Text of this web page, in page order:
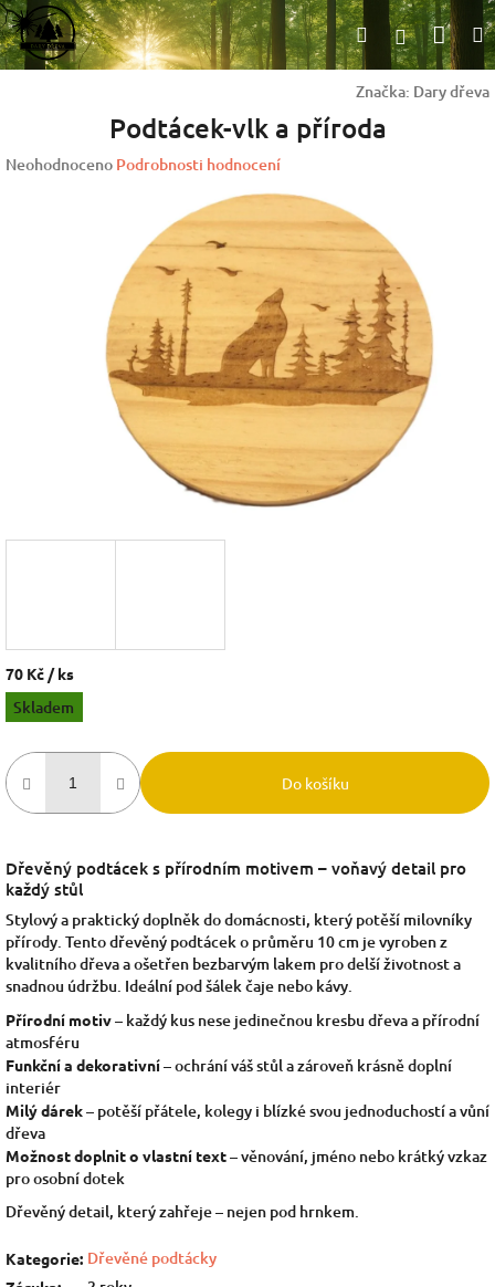
Přejít
na
obsah
HledatPřihlášení
Značka: Dary dřeva
Podtácek-vlk a příroda
Průměrné
Neohodnoceno Podrobnosti hodnocení
70 Kč / ks
Měrná
cena:
Skladem
Do košíku
Dřevěný podtácek s přírodním motivem – voňavý detail pro
každý stůl
Stylový a praktický doplněk do domácnosti, který potěší milovníky
přírody. Tento dřevěný podtácek o průměru 10 cm je vyroben z
kvalitního dřeva a ošetřen bezbarvým lakem pro delší životnost a
snadnou údržbu. Ideální pod šálek čaje nebo kávy.
Přírodní motiv– každý kus nese jedinečnou kresbu dřeva a přírodní
atmosféru
Funkční a dekorativní– ochrání váš stůl a zároveň krásně doplní
interiér
Milý dárek– potěší přátele, kolegy i blízké svou jednoduchostí a vůní
dřeva
Možnost doplnit o vlastní text– věnování, jméno nebo krátký vzkaz
pro osobní dotek
Dřevěný detail, který zahřeje – nejen pod hrnkem.
Kategorie: Dřevěné podtácky